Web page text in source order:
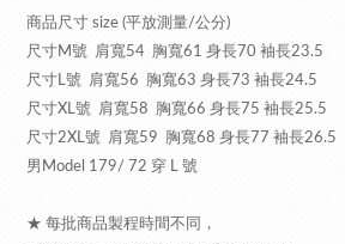
商品尺寸 size (平放測量/公分)
尺寸M號 肩寬54 胸寬61 身長70 袖長23.5
尺寸L號 肩寬56 胸寬63 身長73 袖長24.5
尺寸XL號 肩寬58 胸寬66 身長75 袖長25.5
尺寸2XL號 肩寬59 胸寬68 身長77 袖長26.5
男Model 179/ 72 穿 L 號
★ 每批商品製程時間不同，